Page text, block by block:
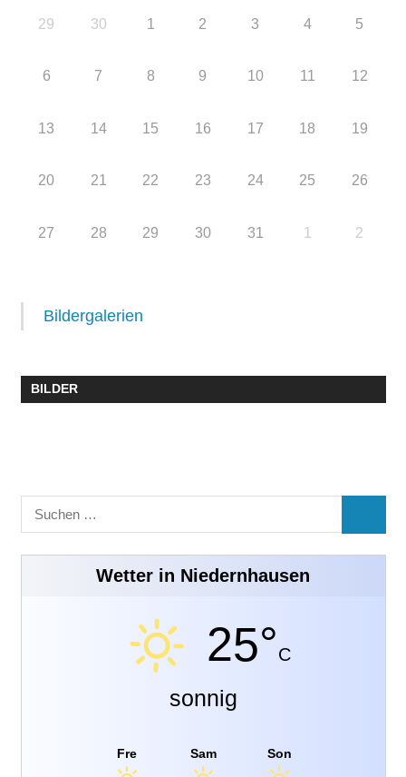
29 30 1 2 3 4 5
6 7 8 9 10 11 12
13 14 15 16 17 18 19
20 21 22 23 24 25 26
27 28 29 30 31 1 2
Bildergalerien
BILDER
Suchen
nach:
Wetter in Niedernhausen
25°C
sonnig
Fre Sam Son